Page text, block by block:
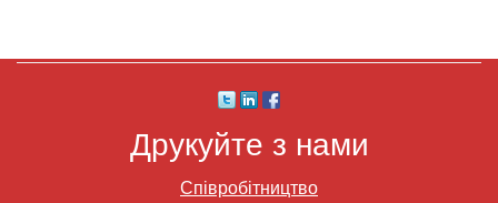
Друкуйте з нами
Співробітництво